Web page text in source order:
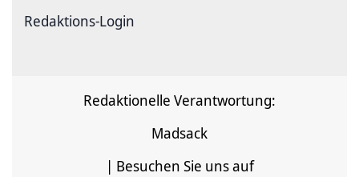
Redaktions-Login
Redaktionelle Verantwortung:
Madsack
| Besuchen Sie uns auf